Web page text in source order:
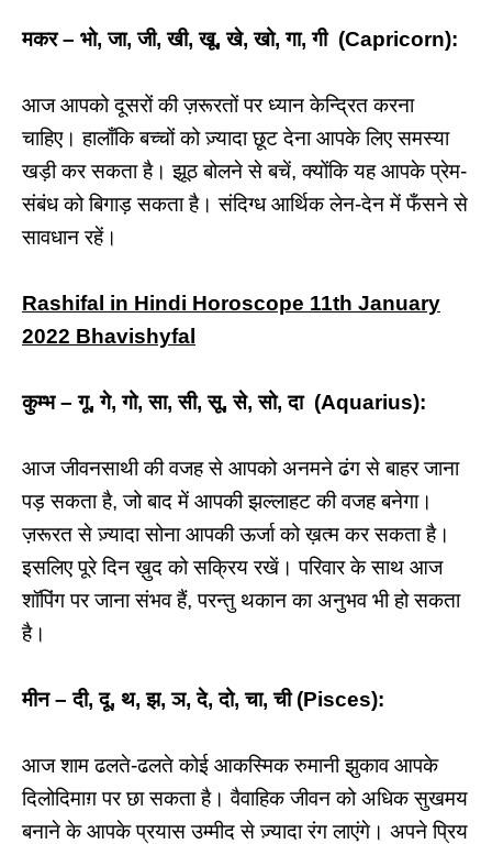
मकर – भो, जा, जी, खी, खू, खे, खो, गा, गी (Capricorn):
आज आपको दूसरों की ज़रूरतों पर ध्यान केन्द्रित करना
चाहिए। हालाँकि बच्चों को ज़्यादा छूट देना आपके लिए समस्या
खड़ी कर सकता है। झूठ बोलने से बचें, क्योंकि यह आपके प्रेम-
संबंध को बिगाड़ सकता है। संदिग्ध आर्थिक लेन-देन में फँसने से
सावधान रहें।
Rashifal in Hindi Horoscope 11th January
2022 Bhavishyfal
कुम्भ – गू, गे, गो, सा, सी, सू, से, सो, दा (Aquarius):
आज जीवनसाथी की वजह से आपको अनमने ढंग से बाहर जाना
पड़ सकता है, जो बाद में आपकी झल्लाहट की वजह बनेगा।
ज़रूरत से ज़्यादा सोना आपकी ऊर्जा को ख़त्म कर सकता है।
इसलिए पूरे दिन ख़ुद को सक्रिय रखें। परिवार के साथ आज
शॉपिंग पर जाना संभव हैं, परन्तु थकान का अनुभव भी हो सकता
है।
मीन – दी, दू, थ, झ, ञ, दे, दो, चा, ची (Pisces):
आज शाम ढलते-ढलते कोई आकस्मिक रुमानी झुकाव आपके
दिलोदिमाग़ पर छा सकता है। वैवाहिक जीवन को अधिक सुखमय
बनाने के आपके प्रयास उम्मीद से ज़्यादा रंग लाएंगे। अपने प्रिय